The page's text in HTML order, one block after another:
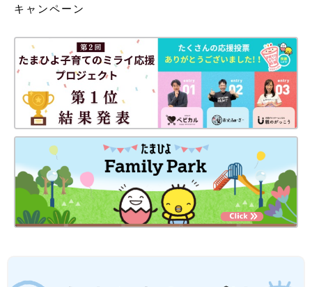
キャンペーン